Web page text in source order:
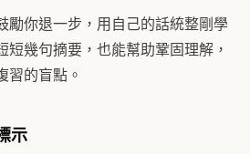
勵你退一步，用自己的話統整剛學
短幾句摘要，也能幫助鞏固理解，
習的盲點。
示